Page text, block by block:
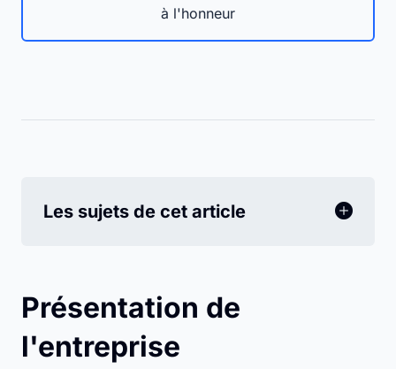
à l'honneur
Les sujets de cet article
Présentation de
l'entreprise